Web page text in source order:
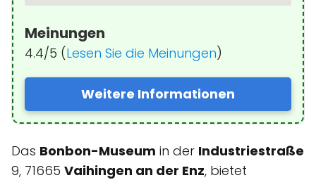
Meinungen
4.4/5 (Lesen Sie die Meinungen)
Weitere Informationen
Das Bonbon-Museum in der Industriestraße
9, 71665 Vaihingen an der Enz, bietet